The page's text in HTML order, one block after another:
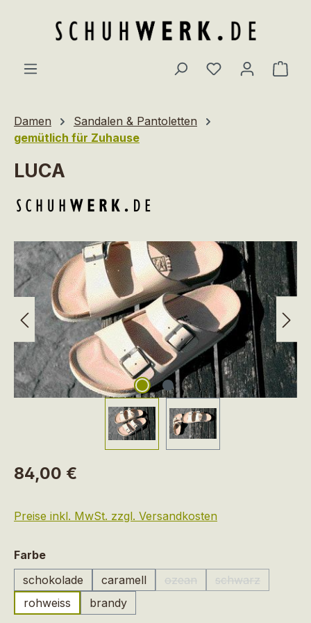
Du hast 0
Damen
Sandalen & Pantoletten
gemütlich für Zuhause
LUCA
Bildergalerie überspringen
Regulärer Preis:
84,00 €
Preise inkl. MwSt. zzgl. Versandkosten
Farbeauswählen
schokolade
caramell ozean
(Diese Option ist zurzeit
schwarz
(Diese Option
rohweiss brandy